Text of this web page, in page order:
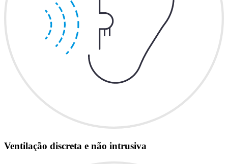
Ventilação discreta e não intrusiva